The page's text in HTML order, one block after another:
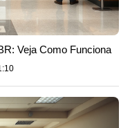
Veja Como Funciona